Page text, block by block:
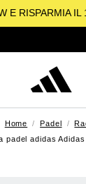
E RISPARMIA
Home Padel
padel adidas